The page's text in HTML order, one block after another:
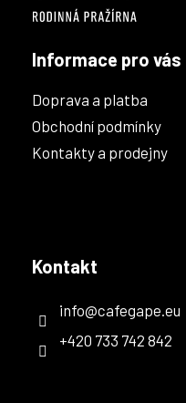
Informace pro vás
Doprava a platba
Obchodní podmínky
Kontakty a prodejny
Kontakt
info@cafegape.eu
+420 733 742 842